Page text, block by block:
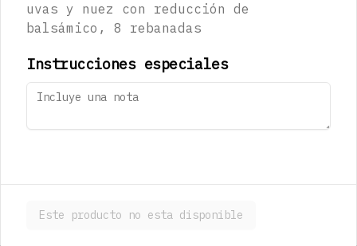
473 ml
$180.00
Stella Artois
uvas y nuez con reducción de
balsámico, 8 rebanadas
Instrucciones especiales
Este producto no esta disponible